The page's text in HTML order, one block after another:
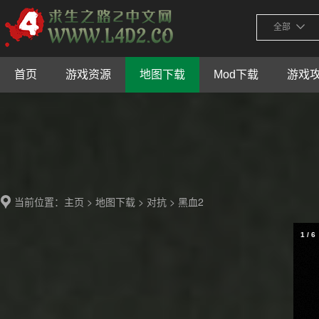
全部
首页 游戏资源 地图下载 Mod下载 游戏
当前位置： 主页 > 地图下载 > 对抗 > 黑血2
2 / 6